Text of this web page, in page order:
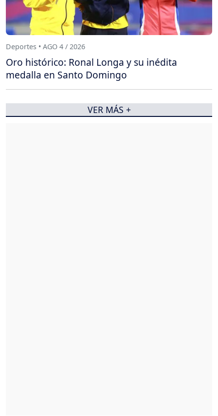
Deportes • AGO 4 / 2026
Oro histórico: Ronal Longa y su inédita
medalla en Santo Domingo
VER MÁS +